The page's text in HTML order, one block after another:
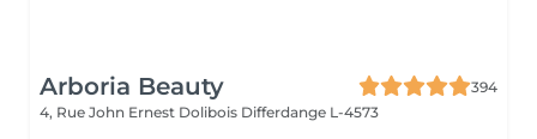
Arboria Beauty
394
4, Rue John Ernest Dolibois Differdange L-4573